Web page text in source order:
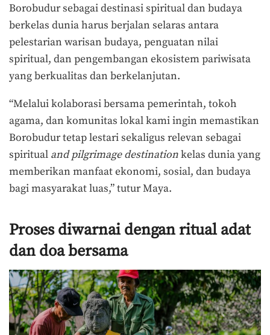
Borobudur sebagai destinasi spiritual dan budaya
berkelas dunia harus berjalan selaras antara
pelestarian warisan budaya, penguatan nilai
spiritual, dan pengembangan ekosistem pariwisata
yang berkualitas dan berkelanjutan.
“Melalui kolaborasi bersama pemerintah, tokoh
agama, dan komunitas lokal kami ingin memastikan
Borobudur tetap lestari sekaligus relevan sebagai
spiritual and pilgrimage destinationkelas dunia yang
memberikan manfaat ekonomi, sosial, dan budaya
bagi masyarakat luas,” tutur Maya.
Proses diwarnai dengan ritual adat
dan doa bersama